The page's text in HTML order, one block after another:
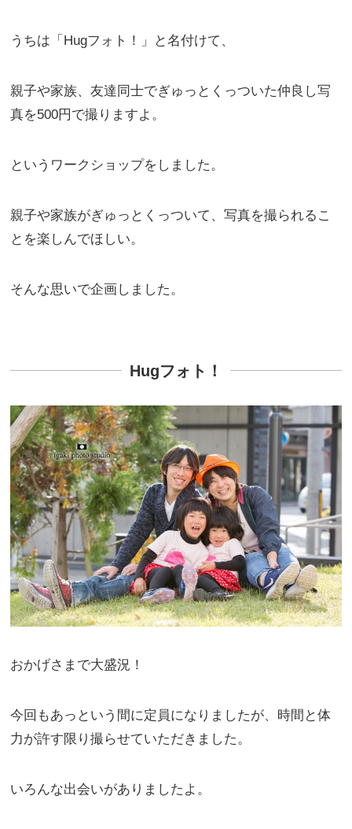
うちは「Hugフォト！」と名付けて、
親子や家族、友達同士でぎゅっとくっついた仲良し写
真を500円で撮りますよ。
というワークショップをしました。
親子や家族がぎゅっとくっついて、写真を撮られるこ
とを楽しんでほしい。
そんな思いで企画しました。
Hugフォト！
おかげさまで大盛況！
今回もあっという間に定員になりましたが、時間と体
力が許す限り撮らせていただきました。
いろんな出会いがありましたよ。